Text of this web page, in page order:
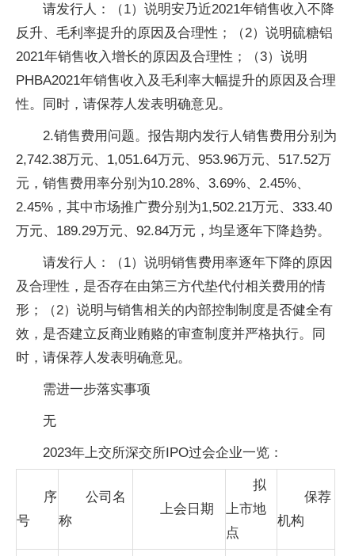
请发行人：（1）说明安乃近2021年销售收入不降
反升、毛利率提升的原因及合理性；（2）说明硫糖铝
2021年销售收入增长的原因及合理性；（3）说明
PHBA2021年销售收入及毛利率大幅提升的原因及合理
性。同时，请保荐人发表明确意见。
2.销售费用问题。报告期内发行人销售费用分别为
2,742.38万元、1,051.64万元、953.96万元、517.52万
元，销售费用率分别为10.28%、3.69%、2.45%、
2.45%，其中市场推广费分别为1,502.21万元、333.40
万元、189.29万元、92.84万元，均呈逐年下降趋势。
请发行人：（1）说明销售费用率逐年下降的原因
及合理性，是否存在由第三方代垫代付相关费用的情
形；（2）说明与销售相关的内部控制制度是否健全有
效，是否建立反商业贿赂的审查制度并严格执行。同
时，请保荐人发表明确意见。
需进一步落实事项
无
2023年上交所深交所IPO过会企业一览：
序
号
公司名
称
上会日期
拟
上市地
点
保荐
机构